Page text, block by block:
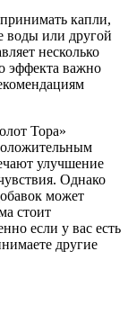
капли,
воды или другой
несколько
эффекта важно
Тора»
улучшение
Однако
может
стоит
если у вас есть
другие